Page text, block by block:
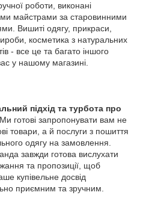
роботи, виконані
майстрами за старовинними
Вишиті одягу, прикраси,
косметика з натуральних
- все це та багато іншого
у нашому магазині.
підхід та турбота про
Ми готові запропонувати вам не
товари, а й послуги з пошиття
одягу на замовлення.
завжди готова вислухати
та пропозиції, щоб
купівельне досвід
приємним та зручним.